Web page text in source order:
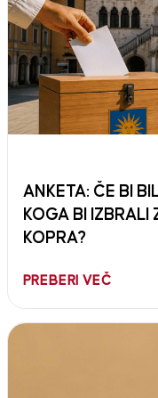
ANKETA: ČE BI
KOGA BI IZBRALI
KOPRA?
PREBERI VEČ